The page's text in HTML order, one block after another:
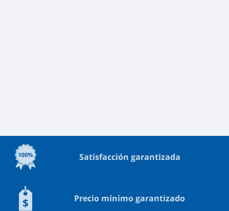
Satisfacción garantizada
Precio mínimo garantizado